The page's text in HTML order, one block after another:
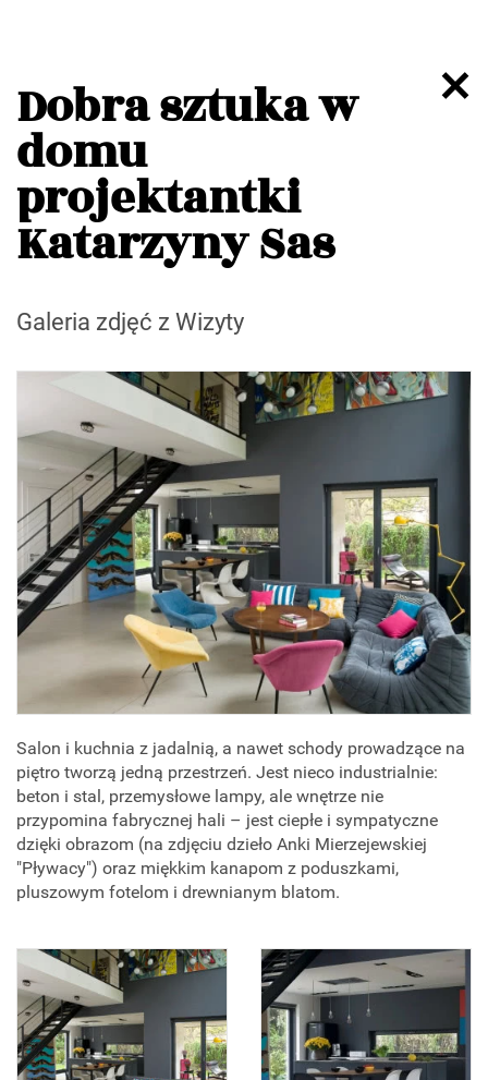
Dobra sztuka w
domu
projektantki
Katarzyny Sas
Galeria zdjęć z Wizyty
Salon i kuchnia z jadalnią, a nawet schody prowadzące na
piętro tworzą jedną przestrzeń. Jest nieco industrialnie:
beton i stal, przemysłowe lampy, ale wnętrze nie
przypomina fabrycznej hali – jest ciepłe i sympatyczne
dzięki obrazom (na zdjęciu dzieło Anki Mierzejewskiej
"Pływacy") oraz miękkim kanapom z poduszkami,
pluszowym fotelom i drewnianym blatom.